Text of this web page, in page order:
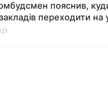
пояснив,
переходити на